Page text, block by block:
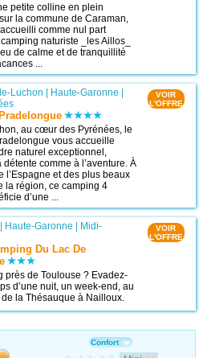
petite colline en plein
la commune de Caraman,
comme nul part
naturiste _les Aillos_
de calme et de tranquillité
...
Luchon | Haute-Garonne |
au cœur des Pyrénées, le
vous accueille
naturel exceptionnel,
détente comme à l’aventure. À
l’Espagne et des plus beaux
la région, ce camping 4
d’une ...
VOIR
L'OFFRE
Haute-Garonne
Midi-
Du Lac De
près de Toulouse ? Evadez-
d’une nuit, un week-end, au
la Thésauque à Nailloux.
VOIR
L'OFFRE
Confort